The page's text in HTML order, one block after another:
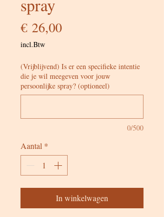
spray
€ 26,00Prijs
incl.Btw
(Vrijblijvend) Is er een specifieke intentie
die je wil meegeven voor jouw
persoonlijke spray? (optioneel)
0/500
Aantal *
In winkelwagen